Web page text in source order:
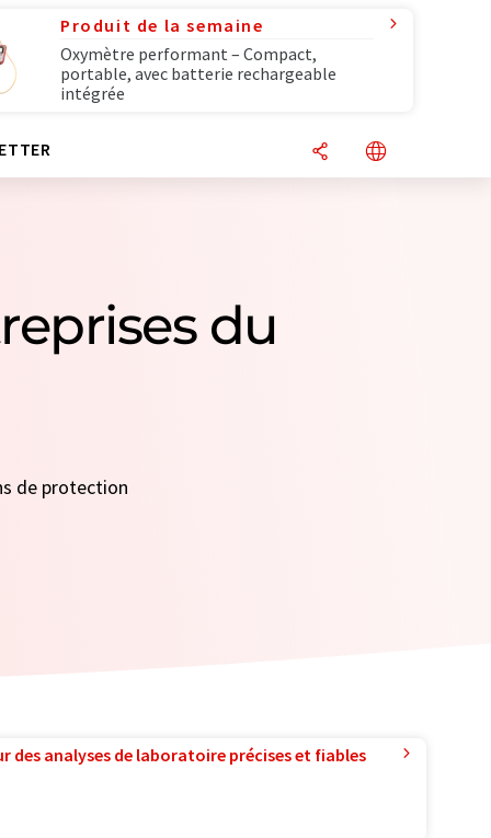
Produit de la semaine
Oxymètre performant – Compact,
portable, avec batterie rechargeable
intégrée
du
de protection
des analyses de laboratoire précises et fiables